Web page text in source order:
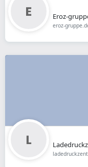
Eroz-
eroz-